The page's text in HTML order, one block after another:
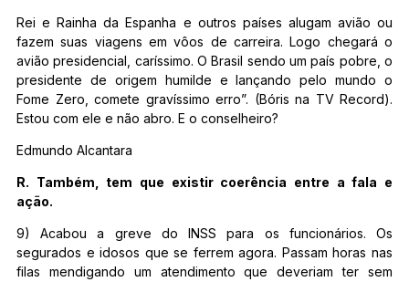
Rei e Rainha da Espanha e outros países alugam avião ou
fazem suas viagens em vôos de carreira. Logo chegará o
avião presidencial, caríssimo. O Brasil sendo um país pobre, o
presidente de origem humilde e lançando pelo mundo o
Fome Zero, comete gravíssimo erro”. (Bóris na TV Record).
Estou com ele e não abro. E o conselheiro?
Edmundo Alcantara
R. Também, tem que existir coerência entre a fala e
ação.
9) Acabou a greve do INSS para os funcionários. Os
segurados e idosos que se ferrem agora. Passam horas nas
filas mendigando um atendimento que deveriam ter sem